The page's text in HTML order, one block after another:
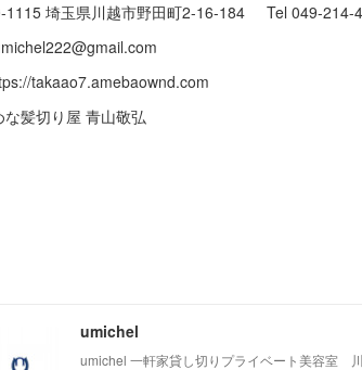
1115 埼玉県川越市野田町2-16-184 Tel 049-
takaao7.amebaownd.com
な髪切り屋 青山敬弘
umichel
umichel 一軒家貸し切りプライベート美容室